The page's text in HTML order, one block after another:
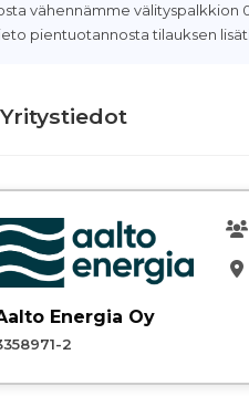
vähennämme välityspalkkion
pientuotannosta tilauksen
Yritystiedot
Energia Oy
2